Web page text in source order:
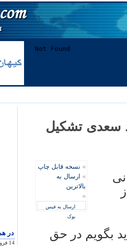
در
14 فروردین»
سعدی تشکیل
» نسخه قابل چاپ
» ارسال به
بالاترین
»
ارسال به فیس
بوک
بگویم در حق